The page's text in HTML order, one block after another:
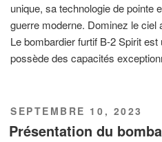
unique, sa technologie de pointe
guerre moderne. Dominez le ciel
Le bombardier furtif B-2 Spirit
possède des capacités
PUBLIÉ
LE
SEPTEMBRE 10, 2023
Présentation du